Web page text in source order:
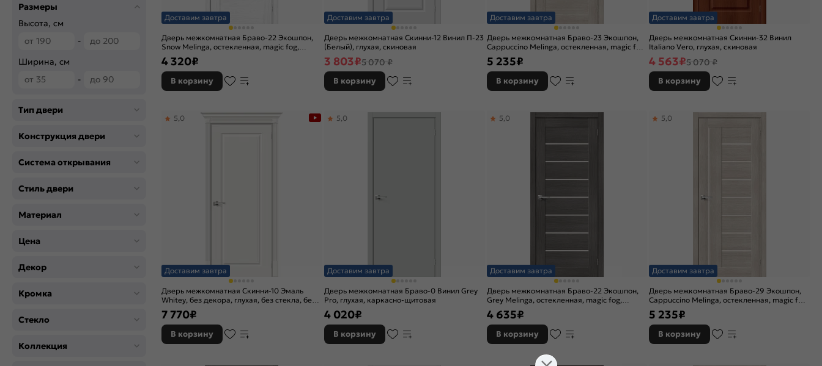
Bianco Veralinga
Cappuccino Melinga
Grace
Grey Melinga
Grey Pro
Riviera Ice
Wenge Melinga
Белый
Магнолия
Шелл грей
Размеры
Высота, см
-
Ширина, см
-
Тип двери
Конструкция двери
Система открывания
Стиль двери
Материал
Цена
Декор
Кромка
Стекло
Коллекция
Доставим завтра
Дверь межкомнатная Браво-22 Экошпон,
Snow Melinga, остекленная, magic fog,
царговая
4 320₽
В корзину
Доставим завтра
Дверь межкомнатная Скинни-12 Винил П-23
(Белый), глухая, скиновая
3 803₽5 070 ₽
В корзину
Доставим завтра
Дверь межкомнатная Браво-23 Экошпон,
Cappuccino Melinga, остекленная, magic fog,
царговая
5 235₽
В корзину
Доставим завтра
Дверь межкомнатная Скинни-32 Винил
Italiano Vero, глухая, скиновая
4 563₽5 070 ₽
В корзину
Доставим завтра
Дверь межкомнатная Скинни-10 Эмаль
Whitey, без декора, глухая, без стекла, без
кромки, скиновая
5,0
7 770₽
В корзину
Доставим завтра
Дверь межкомнатная Браво-0 Винил Grey
Pro, глухая, каркасно-щитовая
5,0
4 020₽
В корзину
Доставим завтра
Дверь межкомнатная Браво-22 Экошпон,
Grey Melinga, остекленная, magic fog,
царговая
5,0
4 635₽
В корзину
Доставим завтра
Дверь межкомнатная Браво-29 Экошпон,
Cappuccino Melinga, остекленная, magic fog,
царговая
5,0
5 235₽
В корзину